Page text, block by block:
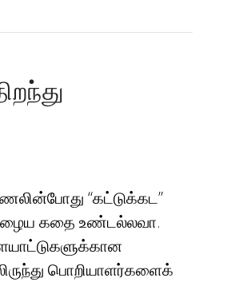
“கட்டுக்கட”
கதை உண்டல்லவா.
பொறியாளர்களைக்